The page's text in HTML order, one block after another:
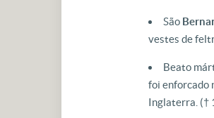
São
vestes de
Beato
foi enforcado
Inglaterra. (†